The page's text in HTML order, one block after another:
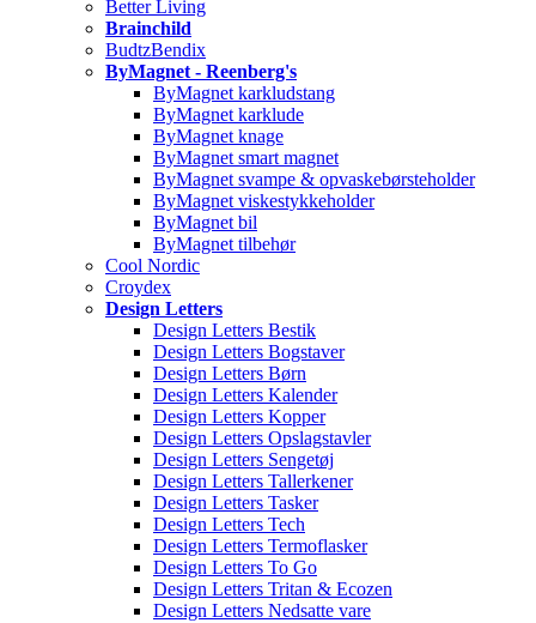
Better Living
Brainchild
BudtzBendix
ByMagnet - Reenberg's
ByMagnet karkludstang
ByMagnet karklude
ByMagnet knage
ByMagnet smart magnet
ByMagnet svampe & opvaskebørsteholder
ByMagnet viskestykkeholder
ByMagnet bil
ByMagnet tilbehør
Cool Nordic
Croydex
Design Letters
Design Letters Bestik
Design Letters Bogstaver
Design Letters Børn
Design Letters Kalender
Design Letters Kopper
Design Letters Opslagstavler
Design Letters Sengetøj
Design Letters Tallerkener
Design Letters Tasker
Design Letters Tech
Design Letters Termoflasker
Design Letters To Go
Design Letters Tritan & Ecozen
Design Letters Nedsatte vare